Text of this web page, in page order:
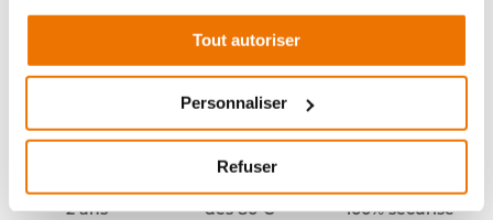
Tout autoriser
Personnaliser
Refuser
Pièces garanties
2 ans
Port offert
dès 80 €
Paiement
100% sécurisé